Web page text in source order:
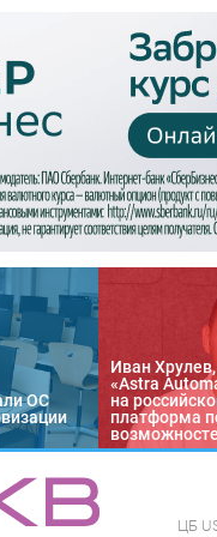
ОС
Иван
«Astra
на
платформа
ЦБ